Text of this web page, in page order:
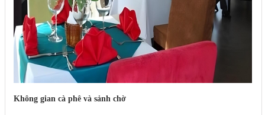
Không gian cà phê và sảnh chờ